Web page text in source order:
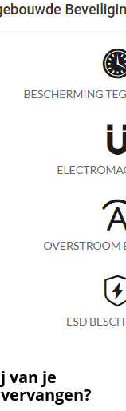
van je
vervangen?